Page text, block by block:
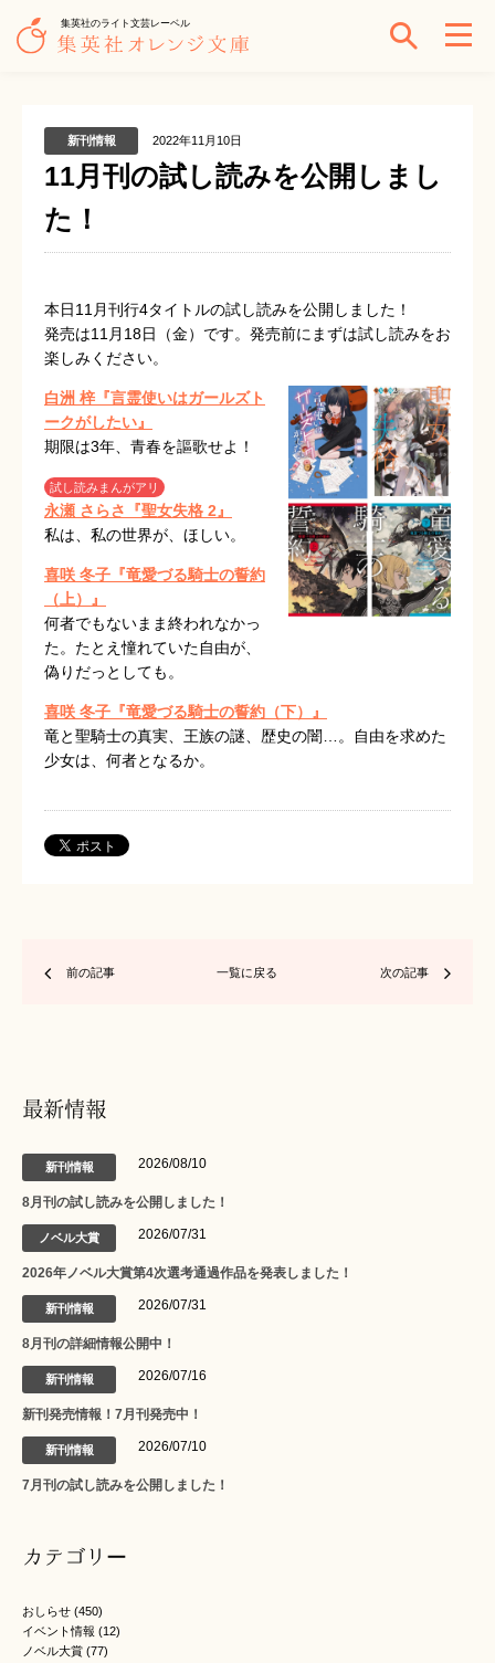
集英社のライト文芸レーベル
新刊情報 2022年11月10日
11月刊の試し読みを公開しまし
た！
本日11月刊行4タイトルの試し読みを公開しました！
発売は11月18日（金）です。発売前にまずは試し読みをお
楽しみください。
白洲 梓『言霊使いはガールズト
ークがしたい』
期限は3年、青春を謳歌せよ！
試し読みまんがアリ
永瀬 さらさ『聖女失格 2』
私は、私の世界が、ほしい。
喜咲 冬子『竜愛づる騎士の誓約
（上）』
何者でもないまま終われなかっ
た。たとえ憧れていた自由が、
偽りだっとしても。
喜咲 冬子『竜愛づる騎士の誓約（下）』
竜と聖騎士の真実、王族の謎、歴史の闇…。自由を求めた
少女は、何者となるか。
前の記事 一覧に戻る 次の記事
最新情報
新刊情報 2026/08/10
8月刊の試し読みを公開しました！
ノベル大賞 2026/07/31
2026年ノベル大賞第4次選考通過作品を発表しました！
新刊情報 2026/07/31
8月刊の詳細情報公開中！
新刊情報 2026/07/16
新刊発売情報！7月刊発売中！
新刊情報 2026/07/10
7月刊の試し読みを公開しました！
カテゴリー
おしらせ (450)
イベント情報 (12)
ノベル大賞 (77)